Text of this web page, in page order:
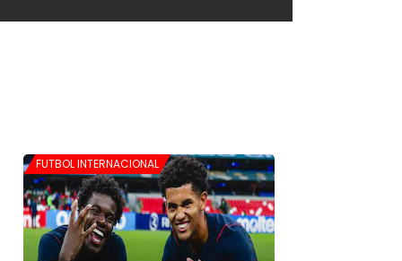
FUTBOL INTERNACIONAL